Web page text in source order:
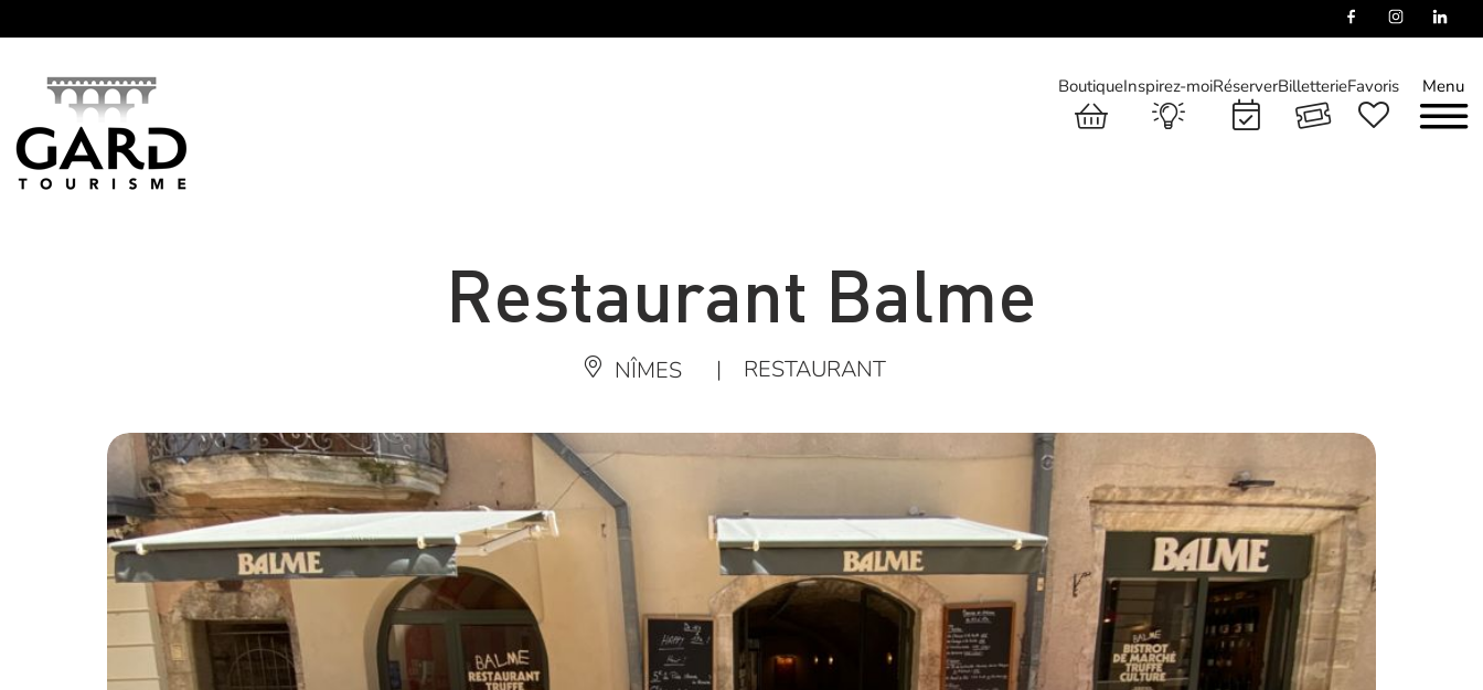
Menu
BoutiqueInspirez-moiRéserverBilletterieFavoris
Restaurant Balme
NÎMES | RESTAURANT